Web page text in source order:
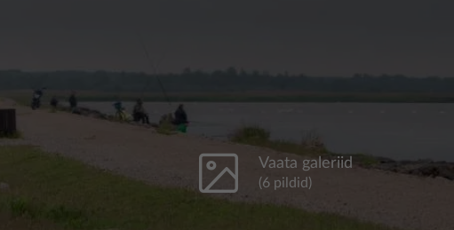
Vaata galeriid
(6 pildid)